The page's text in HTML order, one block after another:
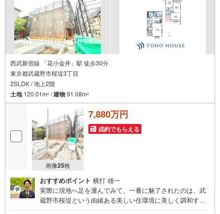
西武新宿線 「花小金井」駅 徒歩30分
東京都武蔵野市桜堤3丁目
2SLDK / 地上2階
土地120.01m2 /建物91.08m2
画像25枚
7,880万円
成約でもらえる
おすすめポイント 横打 雄一
実際に現地へ足を運んでみて、一番に魅了されたのは、武
蔵野市桜堤という由緒ある美しい住環境に美しく調和す